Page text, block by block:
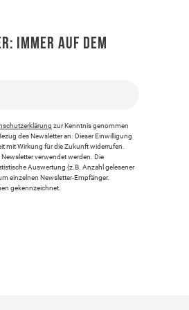
IMMER AUF DEM
zur Kenntnis genommen
des Newsletter an. Dieser Einwilligung
mit Wirkung für die Zukunft widerrufen.
verwendet werden. Die
Auswertung (z.B. Anzahl gelesener
einzelnen Newsletter-Empfänger.
gekennzeichnet.